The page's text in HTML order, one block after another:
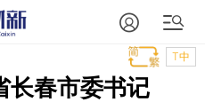
T中
长春市委书记